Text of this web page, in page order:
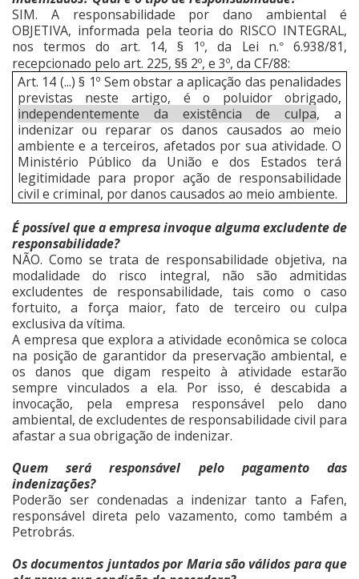
SIM. A responsabilidade por dano ambiental é
OBJETIVA, informada pela teoria do RISCO INTEGRAL,
nos termos do art. 14, § 1º, da Lei n.°6.938/81,
recepcionado pelo art. 225, §§ 2º, e 3º, da CF/88:
Art. 14 (...) § 1º Sem obstar a aplicação das penalidades
previstas neste artigo, é o poluidor obrigado,
independentemente da existência de culpa, a
indenizar ou reparar os danos causados ao meio
ambiente e a terceiros, afetados por sua atividade. O
Ministério Público da União e dos Estados terá
legitimidade para propor ação de responsabilidade
civil e criminal, por danos causados ao meio ambiente.
É possível que a empresa invoque alguma excludente de
responsabilidade?
NÃO. Como se trata de responsabilidade objetiva, na
modalidade do risco integral, não são admitidas
excludentes de responsabilidade, tais como o caso
fortuito, a força maior, fato de terceiro ou culpa
exclusiva da vítima.
A empresa que explora a atividade econômica se coloca
na posição de garantidor da preservação ambiental, e
os danos que digam respeito à atividade estarão
sempre vinculados a ela. Por isso, é descabida a
invocação, pela empresa responsável pelo dano
ambiental, de excludentes de responsabilidade civil para
afastar a sua obrigação de indenizar.
Quem será responsável pelo pagamento das
indenizações?
Poderão ser condenadas a indenizar tanto a Fafen,
responsável direta pelo vazamento, como também a
Petrobrás.
Os documentos juntados por Maria são válidos para que